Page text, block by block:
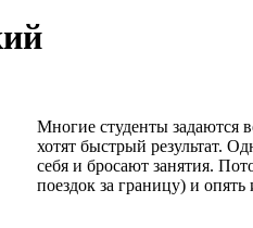
Многие студенты задаются
хотят быстрый результат.
себя и бросают занятия.
поездок за границу) и опять